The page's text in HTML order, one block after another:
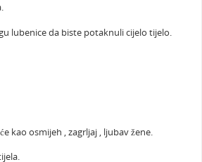
lubenice da biste potaknuli cijelo tijelo.
kao osmijeh , zagrljaj , ljubav žene.